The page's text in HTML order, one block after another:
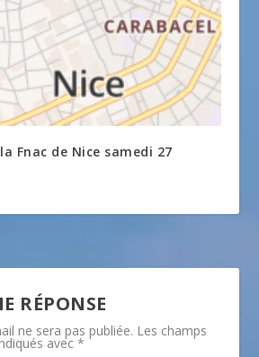
Fnac de Nice samedi 27
RÉPONSE
ne sera pas publiée. Les champs
avec*